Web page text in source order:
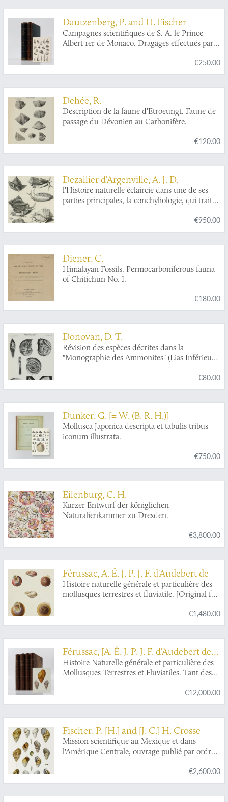
Dautzenberg, P. and H. Fischer
Campagnes scientifiques de S. A. le Prince
Albert 1er de Monaco. Dragages effectués par
appartenant a la famille des Scalidae et au
€250.00
Dehée, R.
Description de la faune d'Etroeungt. Faune de
passage du Dévonien au Carbonifère.
€120.00
Dezallier d'Argenville, A. J. D.
l'Histoire naturelle éclaircie dans une de ses
parties principales, la conchyliologie, qui traite
ouvrage dans lequel on trouve une nouvelle
méthode Latine & Françoise de les diviser:
leurs explications. Nouvelle édition. Enrichie
de figures dessinées d'après nature.
€950.00
Diener, C.
Himalayan Fossils. Permocarboniferous fauna
of Chitichun No. I.
€180.00
Donovan, D. T.
Révision des espèces décrites dans la
"Monographie des Ammonites" (Lias Inférieur)
€80.00
Dunker, G. [= W. (B. R. H.)]
Mollusca Japonica descripta et tabulis tribus
iconum illustrata.
€750.00
Eilenburg, C. H.
Kurzer Entwurf der königlichen
Naturalienkammer zu Dresden.
€3,800.00
Férussac, A. É. J. P. J. F. d'Audebert de
Histoire naturelle générale et particulière des
mollusques terrestres et fluviatile. [Original full
€1,480.00
Férussac, [A. É. J. P. J. F. d'Audebert de]
(Baron) and G. P. Deshayes
Histoire Naturelle générale et particulière des
Mollusques Terrestres et Fluviatiles. Tant des
que des dépouilles fossiles de celles qui
n'existent plus; classés d'après les caractères
complete].
€12,000.00
Fischer, P. [H.] and [J. C.] H. Crosse
Mission scientifique au Mexique et dans
l'Amérique Centrale, ouvrage publié par ordre
zoologiques pour servir à l'histoire de la faune
€2,600.00